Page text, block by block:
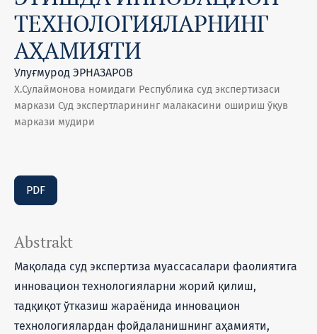
ТЕХНОЛОГИЯЛАРНИНГ
АҲАМИЯТИ
Улуғмурод ЭРНАЗАРОВ
Х.Сулаймонова номидаги Республика суд экспертизаси
маркази Суд экспертларининг малакасини ошириш ўқув
маркази мудири
PDF
Abstrakt
Мақолада суд экспертиза муассасалари фаолиятига
инновацион технологияларни жорий қилиш,
тадқиқот ўтказиш жараёнида инновацион
технологиялардан фойдаланишнинг аҳамияти,